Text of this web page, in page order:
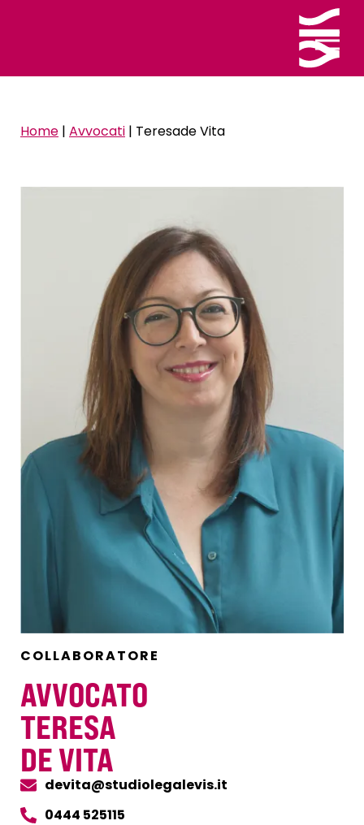
Home | Avvocati | Teresade Vita
COLLABORATORE
AVVOCATO
TERESA
DE VITA
devita@studiolegalevis.it
0444 525115